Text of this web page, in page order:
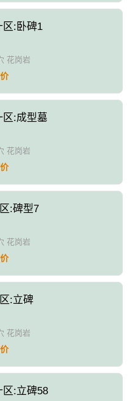
区:卧碑1
花岗岩
区:成型墓
花岗岩
:碑型7
花岗岩
:立碑
花岗岩
区:立碑58